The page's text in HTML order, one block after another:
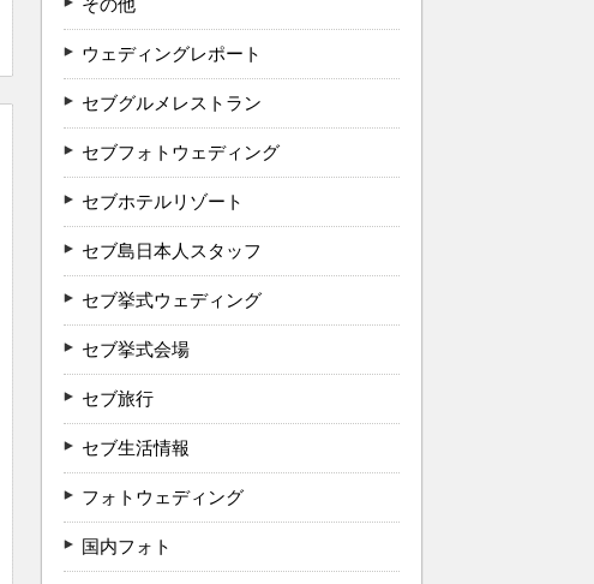
その他
ウェディングレポート
セブグルメレストラン
セブフォトウェディング
セブホテルリゾート
セブ島日本人スタッフ
セブ挙式ウェディング
セブ挙式会場
セブ旅行
セブ生活情報
フォトウェディング
国内フォト